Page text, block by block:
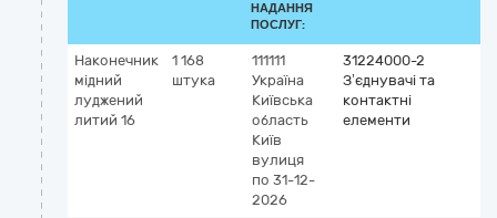
НАДАННЯ
ПОСЛУГ:
Наконечник
мідний
луджений
литий 16
1 168
штука
111111
Україна
Київська
область
Київ
вулиця
по 31-12-
2026
31224000-2
З’єднувачі та
контактні
елементи